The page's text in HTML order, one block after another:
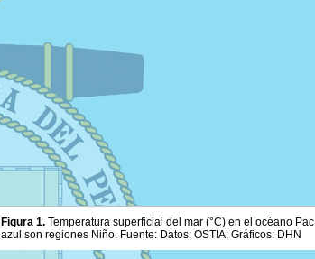
Figura 1. Temperatura superficial del mar (°C) en el océano
azul son regiones Niño. Fuente: Datos: OSTIA; Gráficos: DHN